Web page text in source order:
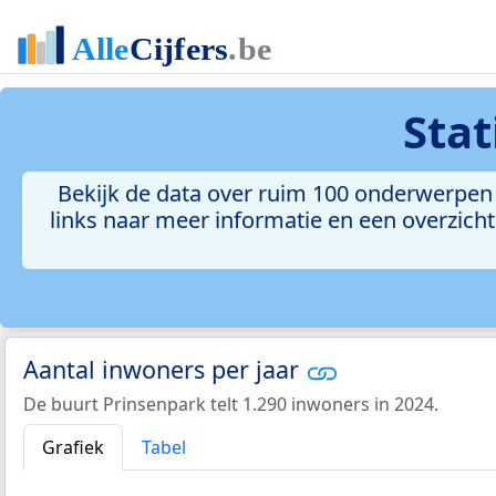
Bekijk de data over ruim 100
links naar meer informatie en een
Aantal inwoners per jaar
De buurt Prinsenpark telt 1.290 inwoners in 2024.
Grafiek
Tabel